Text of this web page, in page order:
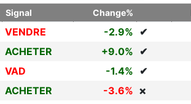
Signal Change%
VENDRE -2.9% ✔
ACHETER +9.0% ✔
VAD -1.4% ✔
ACHETER -3.6% ❌